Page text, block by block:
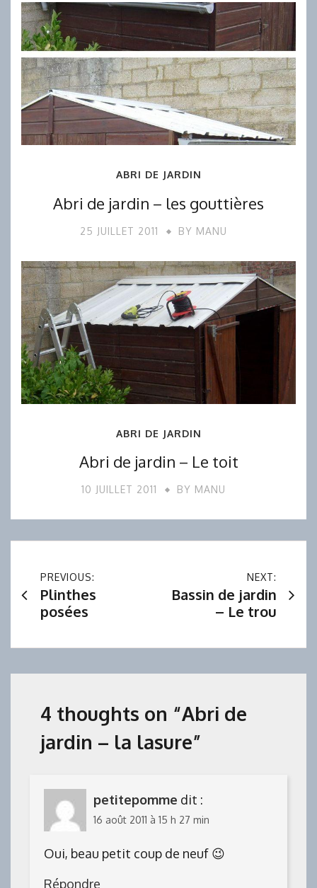
ABRI DE JARDIN
Abri de jardin – les gouttières
25 JUILLET 2011 BY MANU
ABRI DE JARDIN
Abri de jardin – Le toit
10 JUILLET 2011 BY MANU
Navigation
de
PREVIOUS:
Plinthes
posées
NEXT:
Bassin de jardin
– Le trou
4 thoughts on “Abri de
jardin – la lasure”
petitepomme dit :
16 août 2011 à 15 h 27 min
Oui, beau petit coup de neuf 😉
Répondre